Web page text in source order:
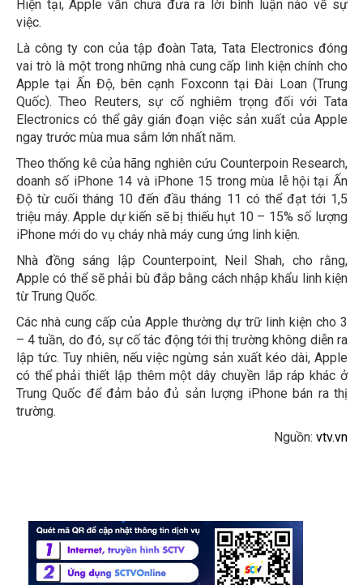
Hiện tại, Apple vẫn chưa đưa ra lời bình luận nào về sự
việc.
Là công ty con của tập đoàn Tata, Tata Electronics đóng
vai trò là một trong những nhà cung cấp linh kiện chính cho
Apple tại Ấn Độ, bên cạnh Foxconn tại Đài Loan (Trung
Quốc). Theo Reuters, sự cố nghiêm trọng đối với Tata
Electronics có thể gây gián đoạn việc sản xuất của Apple
ngay trước mùa mua sắm lớn nhất năm.
Theo thống kê của hãng nghiên cứu Counterpoin Research,
doanh số iPhone 14 và iPhone 15 trong mùa lễ hội tại Ấn
Độ từ cuối tháng 10 đến đầu tháng 11 có thể đạt tới 1,5
triệu máy. Apple dự kiến sẽ bị thiếu hụt 10 – 15% số lượng
iPhone mới do vụ cháy nhà máy cung ứng linh kiện.
Nhà đồng sáng lập Counterpoint, Neil Shah, cho rằng,
Apple có thể sẽ phải bù đắp bằng cách nhập khẩu linh kiện
từ Trung Quốc.
Các nhà cung cấp của Apple thường dự trữ linh kiện cho 3
– 4 tuần, do đó, sự cố tác động tới thị trường không diễn ra
lập tức. Tuy nhiên, nếu việc ngừng sản xuất kéo dài, Apple
có thể phải thiết lập thêm một dây chuyền lắp ráp khác ở
Trung Quốc để đảm bảo đủ sản lượng iPhone bán ra thị
trường.
Nguồn: vtv.vn